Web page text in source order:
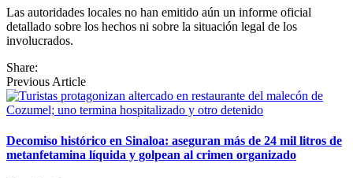
Las autoridades locales no han emitido aún un informe oficial
detallado sobre los hechos ni sobre la situación legal de los
involucrados.
Share:
Previous Article
Decomiso histórico en Sinaloa: aseguran más de 24 mil litros de
metanfetamina líquida y golpean al crimen organizado